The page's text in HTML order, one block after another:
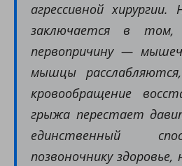
агрессивной
заключается в
первопричину —
мышцы
кровообращение
грыжа перестает
единственный
позвоночнику здоровье,